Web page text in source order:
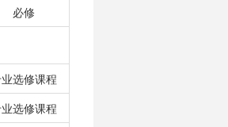
必修
选修课程
选修课程